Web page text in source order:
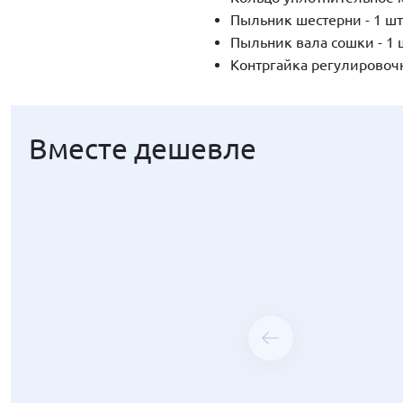
Пыльник шестерни - 1
Пыльник вала сошки - 1
Контргайка
Вместе дешевле
Вместе дешевле
Вместе дешевле
Вместе дешевле
Вместе дешевле
Вместе дешевле
Вместе дешевле
Вместе дешевле
Вместе дешевле